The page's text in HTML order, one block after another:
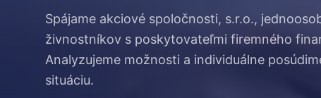
Spájame akciové spoločnosti, s.r.o.,
živnostníkov s poskytovateľmi firemného
Analyzujeme možnosti a individuálne
situáciu.